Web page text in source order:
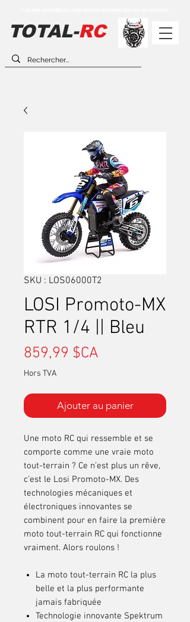
TOTAL-RC
SKU : LOS06000T2
LOSI Promoto-MX
RTR 1/4 || Bleu
859,99 $CA
Hors TVA
Ajouter au panier
Une moto RC qui ressemble et se
comporte comme une vraie moto
tout-terrain ? Ce n’est plus un rêve,
c’est le Losi Promoto-MX. Des
technologies mécaniques et
électroniques innovantes se
combinent pour en faire la première
moto tout-terrain RC qui fonctionne
vraiment. Alors roulons !
La moto tout-terrain RC la plus
belle et la plus performante
jamais fabriquée
Technologie innovante Spektrum